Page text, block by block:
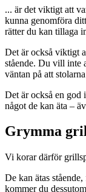
... är det viktigt att
kunna genomföra
rätter du kan tillaga
Det är också viktigt
stående. Du vill inte
väntan på att
Det är också en god
något de kan äta –
Grymma
Vi korar därför
De kan ätas
kommer du